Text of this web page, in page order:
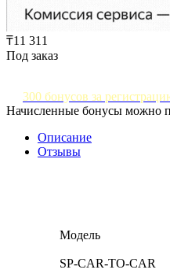
₸11 311
Под заказ
300 бонусов за
Начисленные бонусы можно
Описание
Отзывы
Модель
SP-CAR-TO-CAR